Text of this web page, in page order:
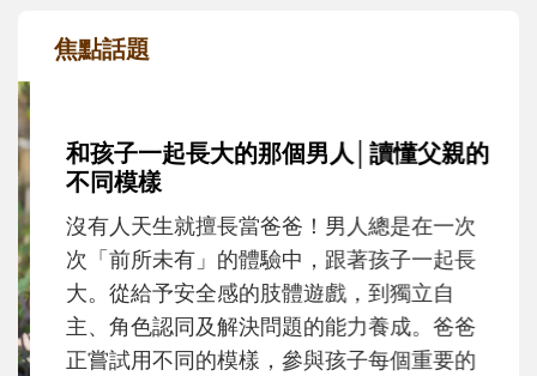
焦點話題
和孩子一起長大的那個男人│讀懂父親的
不同模樣
沒有人天生就擅長當爸爸！男人總是在一次
次「前所未有」的體驗中，跟著孩子一起長
大。從給予安全感的肢體遊戲，到獨立自
主、角色認同及解決問題的能力養成。爸爸
正嘗試用不同的模樣，參與孩子每個重要的